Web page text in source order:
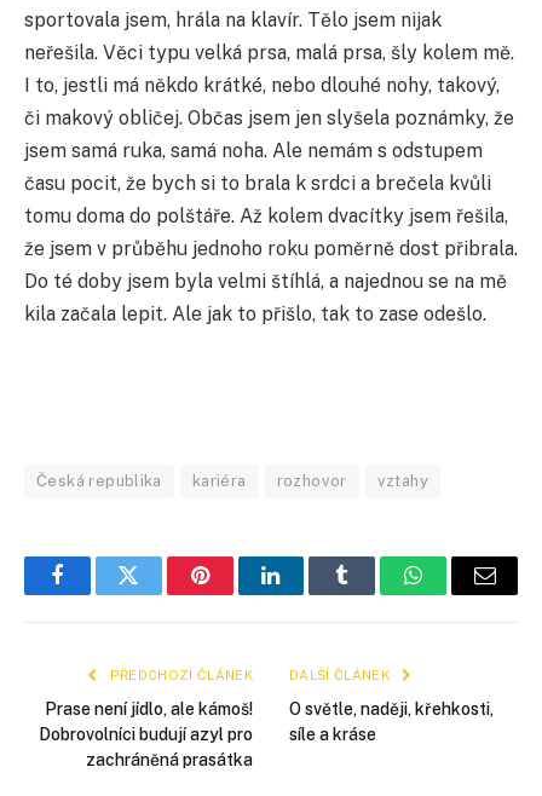
sportovala jsem, hrála na klavír. Tělo jsem nijak
neřešila. Věci typu velká prsa, malá prsa, šly kolem mě.
I to, jestli má někdo krátké, nebo dlouhé nohy, takový,
či makový obličej. Občas jsem jen slyšela poznámky, že
jsem samá ruka, samá noha. Ale nemám s odstupem
času pocit, že bych si to brala k srdci a brečela kvůli
tomu doma do polštáře. Až kolem dvacítky jsem řešila,
že jsem v průběhu jednoho roku poměrně dost přibrala.
Do té doby jsem byla velmi štíhlá, a najednou se na mě
kila začala lepit. Ale jak to přišlo, tak to zase odešlo.
Česká republika kariéra rozhovor vztahy
FacebookTwitter PinterestLinkedInTumblr WhatsApp
E-
PŘEDCHOZÍ ČLÁNEK
Prase není jídlo, ale kámoš!
Dobrovolníci budují azyl pro
zachráněná prasátka
DALŠÍ ČLÁNEK
O světle, naději, křehkosti,
síle a kráse